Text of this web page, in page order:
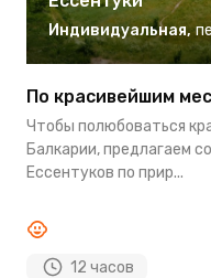
Индивидуальная,
По красивейшим
Чтобы полюбоваться
Балкарии, предлагаем
Ессентуков по прир...
12 часов